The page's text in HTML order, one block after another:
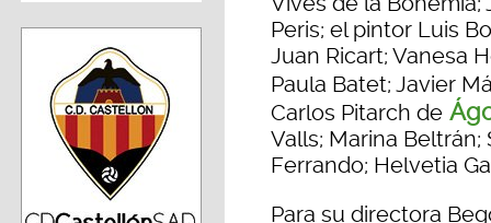
Peris; el pintor Luis
Juan Ricart; Vanesa
Paula Batet; Javier
Carlos Pitarch de
Valls; Marina Beltrán;
Ferrando; Helvetia
Para su directora